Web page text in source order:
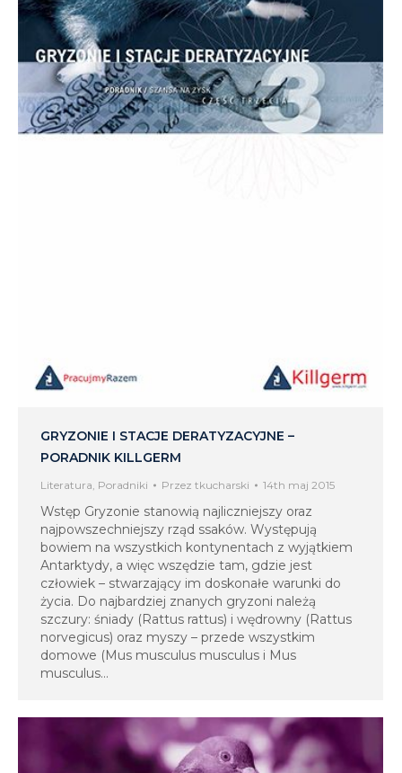
GRYZONIE I STACJE DERATYZACYJNE –
PORADNIK KILLGERM
Literatura Poradniki Przez tkucharski 14th maj 2015
Wstęp Gryzonie stanowią najliczniejszy oraz
najpowszechniejszy rząd ssaków. Występują
bowiem na wszystkich kontynentach z wyjątkiem
Antarktydy, a więc wszędzie tam, gdzie jest
człowiek – stwarzający im doskonałe warunki do
życia. Do najbardziej znanych gryzoni należą
szczury: śniady (Rattus rattus) i wędrowny (Rattus
norvegicus) oraz myszy – przede wszystkim
domowe (Mus musculus musculus i Mus
musculus…